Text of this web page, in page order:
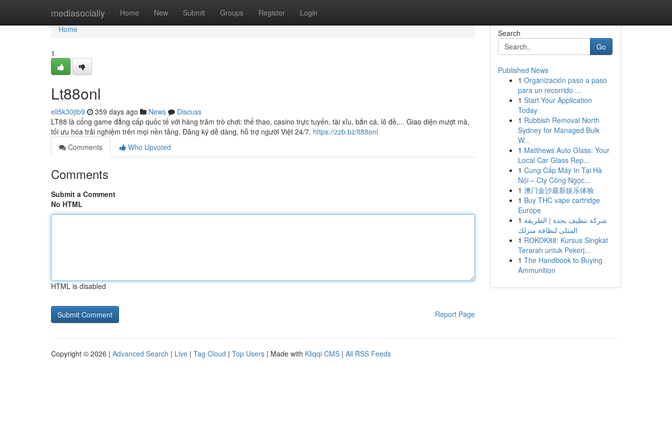
mediasocially Home New Submit Groups Register Login
Home
Home
1
Lt88onl
eli5k30jtb9 359 days ago News
Discuss
LT88 là cổng game đẳng cấp quốc tế với hàng trăm trò chơi: thể thao, casino trực tuyến, tài xỉu, bắn cá, lô đề,... Giao diện mượt mà,
tối ưu hóa trải nghiệm trên mọi nền tảng. Đăng ký dễ dàng, hỗ trợ người Việt 24/7. https://zzb.bz/lt88onl
Comments
Who Upvoted
Comments
Submit a Comment
No HTML
HTML is disabled
Report Page
Search
Go
Published News
1 Organización paso a paso
para un recorrido ...
1 Start Your Application
Today
1 Rubbish Removal North
Sydney for Managed Bulk
W...
1 Matthews Auto Glass: Your
Local Car Glass Rep...
1 Cung Cấp Máy In Tại Hà
Nội – Cty Công Ngọc...
1 澳门金沙最新娱乐体验
1 Buy THC vape cartridge
Europe
1 شركة تنظيف بجدة | الطريقة
المثلى لنظافة منزلك
1 ROKOK88: Kursus Singkat
Terarah untuk Pekerj...
1 The Handbook to Buying
Ammunition
Copyright © 2026 | Advanced Search | Live | Tag Cloud | Top Users | Made with Kliqqi CMS | All RSS Feeds